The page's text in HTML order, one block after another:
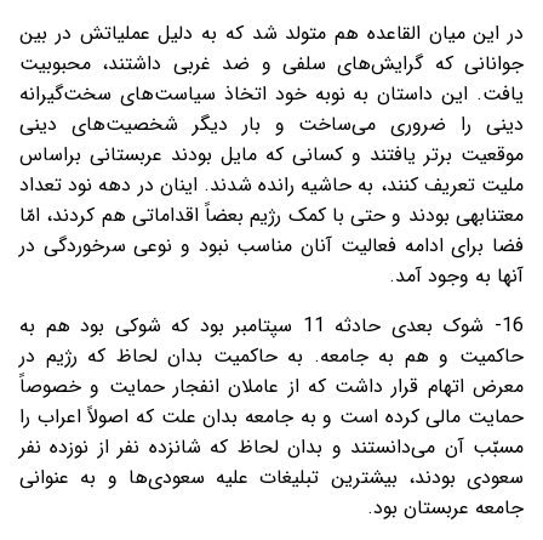
در این میان القاعده هم متولد شد که به دلیل عملیاتش در بین
جوانانی که گرایش‌های سلفی و ضد غربی داشتند، محبوبیت
یافت. این داستان به نوبه خود اتخاذ سیاست‌های سخت‌گیرانه
دینی را ضروری می‌ساخت و بار دیگر شخصیت‌های دینی
موقعیت برتر یافتند و کسانی که مایل بودند عربستانی براساس
ملیت تعریف کنند، به حاشیه رانده شدند. اینان در دهه نود تعداد
معتنابهی بودند و حتی با کمک رژیم بعضاً اقداماتی هم کردند، امّا
فضا برای ادامه فعالیت آنان مناسب نبود و نوعی سرخوردگی در
آنها به وجود آمد.
16- شوک بعدی حادثه 11 سپتامبر بود که شوکی بود هم به
حاکمیت و هم به جامعه. به حاکمیت بدان لحاظ که رژیم در
معرض اتهام قرار داشت که از عاملان انفجار حمایت و خصوصاً
حمایت مالی کرده است و به جامعه بدان علت که اصولاً اعراب را
مسبّب آن می‌دانستند و بدان لحاظ که شانزده نفر از نوزده نفر
سعودی بودند، بیشترین تبلیغات علیه سعودی‌ها و به عنوانی
جامعه عربستان بود.